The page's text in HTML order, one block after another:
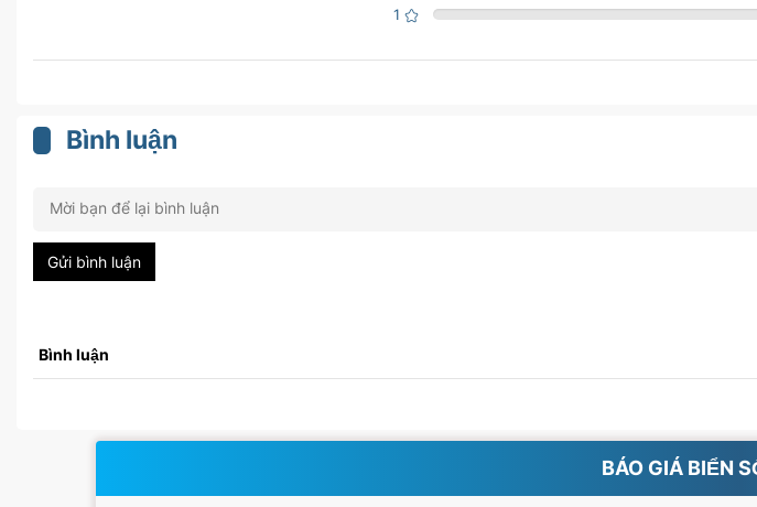
1
Bình luận
Gửi bình luận
Bình luận
BÁO GIÁ BIỂN